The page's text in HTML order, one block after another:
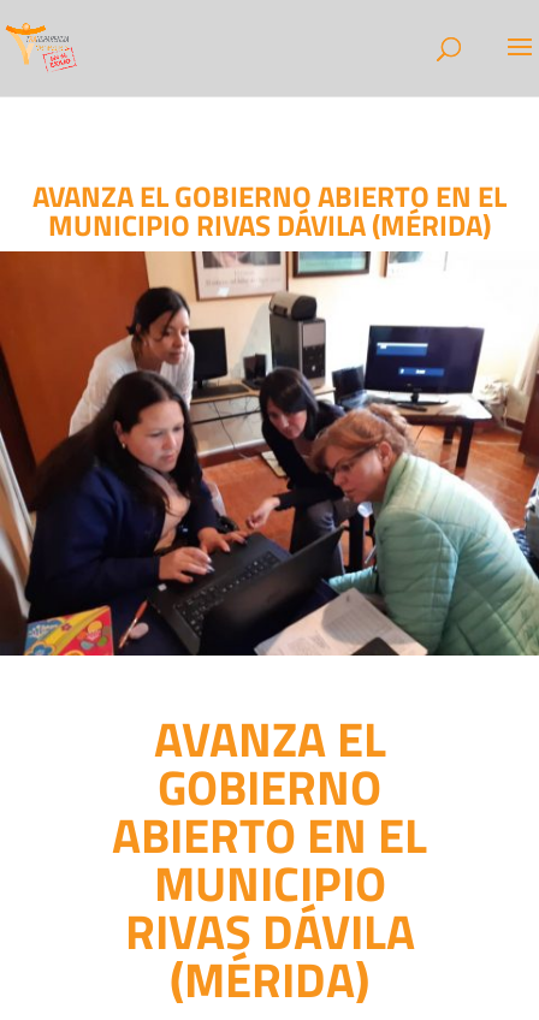
AVANZA EL GOBIERNO ABIERTO EN EL
MUNICIPIO RIVAS DÁVILA (MÉRIDA)
AVANZA EL
GOBIERNO
ABIERTO EN EL
MUNICIPIO
RIVAS DÁVILA
(MÉRIDA)